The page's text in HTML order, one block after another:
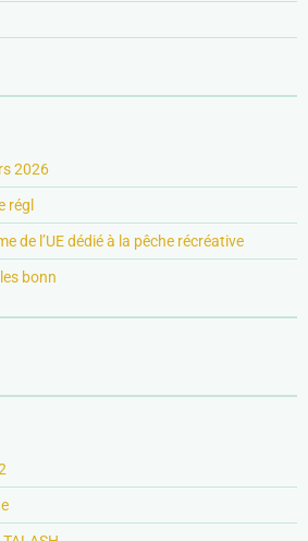
2026
régl
de l’UE dédié à la pêche récréative
bonn